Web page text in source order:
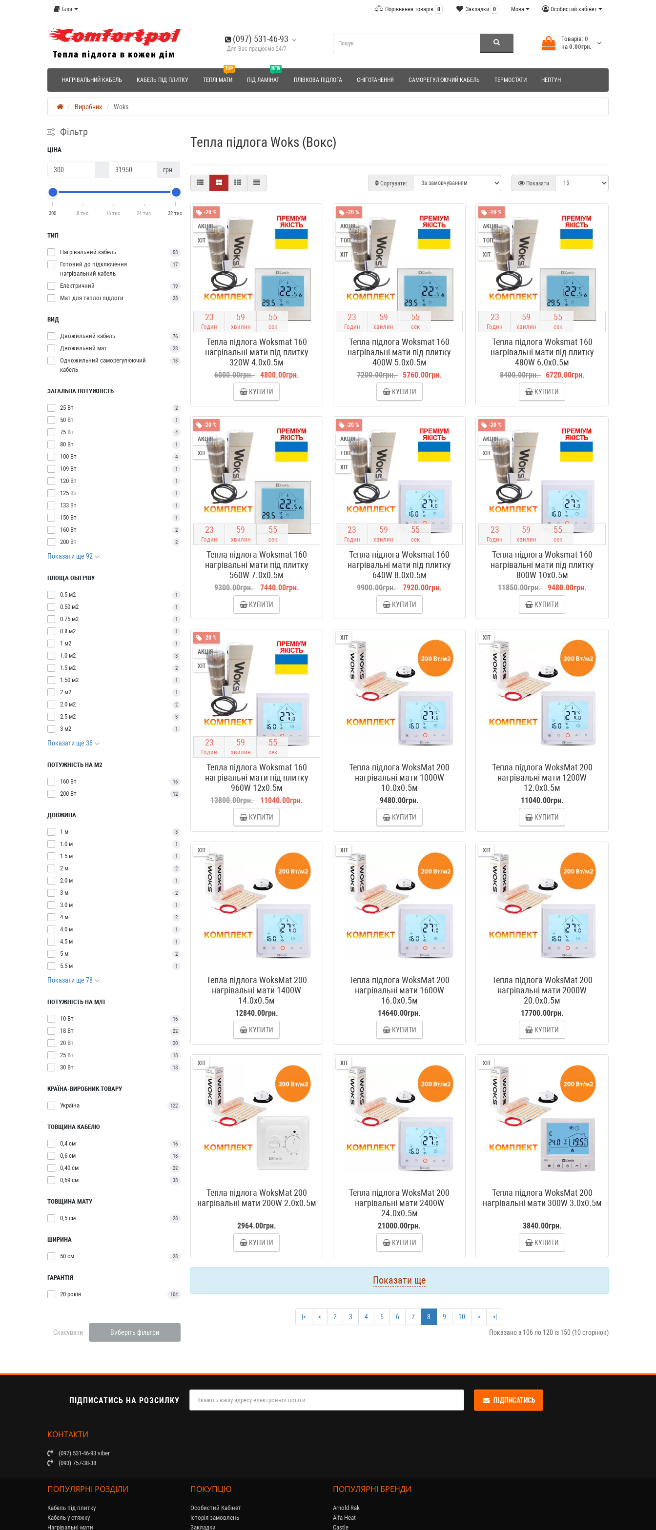
Блог Особистий кабінет
Мова
Закладки 0
Порівняння товарів 0
(097) 531-46-93
Для Вас працюємо 24/7
Товарів: 0
на 0.00грн.
НАГРІВАЛЬНИЙ КАБЕЛЬ КАБЕЛЬ ПІД ПЛИТКУ
TOP
ТЕПЛІ МАТИ
NEW
ПІД ЛАМІНАТ ПЛІВКОВА ПІДЛОГА СНІГОТАНЕННЯ САМОРЕГУЛЮЮЧИЙ КАБЕЛЬ ТЕРМОСТАТИ НЕПТУН
Виробник Woks
Фільтр
ЦІНА
- грн.
300 8 тис. 16 тис. 24 тис. 32 тис.
ТИП
Нагрівальний кабель 58
Готовий до підключення
нагрівальний кабель
17
Електричний 19
Мат для теплої підлоги 28
ВИД
Двожильний кабель 76
Двожильний мат 28
Одножильний саморегулюючий
кабель
18
ЗАГАЛЬНА ПОТУЖНІСТЬ
25 Вт 2
50 Вт 1
75 Вт 4
80 Вт 1
100 Вт 4
109 Вт 1
120 Вт 1
125 Вт 1
133 Вт 1
150 Вт 1
160 Вт 2
200 Вт 2
Показати ще 92
ПЛОЩА ОБІГРІВУ
0.5 м2 1
0.50 м2 1
0.75 м2 1
0.8 м2 1
1 м2 1
1.0 м2 3
1.5 м2 2
1.50 м2 1
2 м2 1
2.0 м2 2
2.5 м2 3
3 м2 1
Показати ще 36
ПОТУЖНІСТЬ НА М2
160 Вт 16
200 Вт 12
ДОВЖИНА
1 м 3
1.0 м 1
1.5 м 1
2 м 2
2.0 м 1
3 м 2
3.0 м 1
4 м 2
4.0 м 1
4.5 м 1
5 м 2
5.5 м 1
Показати ще 78
ПОТУЖНІСТЬ НА М/П
10 Вт 16
18 Вт 22
20 Вт 20
25 Вт 18
30 Вт 18
КРАЇНА-ВИРОБНИК ТОВАРУ
Україна 122
ТОВЩИНА КАБЕЛЮ
0,4 см 16
0,6 см 18
0,40 см 22
0,69 см 38
ТОВЩИНА МАТУ
0,5 см 28
ШИРИНА
50 см 28
ГАРАНТІЯ
20 років 104
Скасувати Виберіть фільтри
Тепла підлога Woks (Вокс)
Сортувати: Показати
-20 %
АКЦІЯ
ХІТ
23
Годин
59
хвилин
54
сек
Тепла підлога Woksmat 160
нагрівальні мати під плитку
320W 4.0x0.5м
6000.00грн. 4800.00грн.
КУПИТИ
-20 %
АКЦІЯ
ТОП
ХІТ
23
Годин
59
хвилин
54
сек
Тепла підлога Woksmat 160
нагрівальні мати під плитку
400W 5.0x0.5м
7200.00грн. 5760.00грн.
КУПИТИ
-20 %
АКЦІЯ
ТОП
ХІТ
23
Годин
59
хвилин
54
сек
Тепла підлога Woksmat 160
нагрівальні мати під плитку
480W 6.0x0.5м
8400.00грн. 6720.00грн.
КУПИТИ
-20 %
АКЦІЯ
ХІТ
23
Годин
59
хвилин
54
сек
Тепла підлога Woksmat 160
нагрівальні мати під плитку
560W 7.0x0.5м
9300.00грн. 7440.00грн.
КУПИТИ
-20 %
АКЦІЯ
ТОП
ХІТ
23
Годин
59
хвилин
54
сек
Тепла підлога Woksmat 160
нагрівальні мати під плитку
640W 8.0x0.5м
9900.00грн. 7920.00грн.
КУПИТИ
-20 %
АКЦІЯ
ХІТ
23
Годин
59
хвилин
54
сек
Тепла підлога Woksmat 160
нагрівальні мати під плитку
800W 10x0.5м
11850.00грн. 9480.00грн.
КУПИТИ
-20 %
АКЦІЯ
ХІТ
23
Годин
59
хвилин
54
сек
Тепла підлога Woksmat 160
нагрівальні мати під плитку
960W 12x0.5м
13800.00грн. 11040.00грн.
КУПИТИ
ХІТ
Тепла підлога WoksMat 200
нагрівальні мати 1000W
10.0x0.5м
9480.00грн.
КУПИТИ
ХІТ
Тепла підлога WoksMat 200
нагрівальні мати 1200W
12.0x0.5м
11040.00грн.
КУПИТИ
ХІТ
Тепла підлога WoksMat 200
нагрівальні мати 1400W
14.0x0.5м
12840.00грн.
КУПИТИ
ХІТ
Тепла підлога WoksMat 200
нагрівальні мати 1600W
16.0x0.5м
14640.00грн.
КУПИТИ
ХІТ
Тепла підлога WoksMat 200
нагрівальні мати 2000W
20.0x0.5м
17700.00грн.
КУПИТИ
ХІТ
Тепла підлога WoksMat 200
нагрівальні мати 200W 2.0x0.5м
2964.00грн.
КУПИТИ
ХІТ
Тепла підлога WoksMat 200
нагрівальні мати 2400W
24.0x0.5м
21000.00грн.
КУПИТИ
ХІТ
Тепла підлога WoksMat 200
нагрівальні мати 300W 3.0x0.5м
3840.00грн.
КУПИТИ
Показати ще
|< < 2 3 4 5 6 7 8 9 10 >
>|
Показано з 106 по 120 із 150 (10 сторінок)
ПІДПИСАТИСЬ НА РОЗСИЛКУ ПІДПИСАТИСЬ
КОНТАКТИ
(097) 531-46-93 viber
(093) 757-38-38
ПОПУЛЯРНІ РОЗДІЛИ
Кабель під плитку
Кабель у стяжку
Нагрівальні мати
ПОКУПЦЮ
Особистий Кабінет
Історія замовлень
Закладки
ПОПУЛЯРНІ БРЕНДИ
Arnold Rak
Alfa Heat
Castle